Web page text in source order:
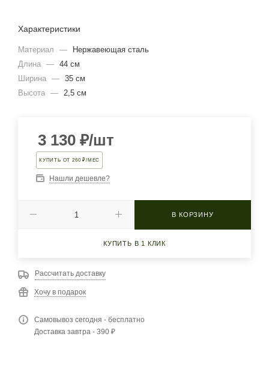
Характеристики
Материал —
Нержавеющая сталь
Длина — 44 см
Ширина — 35 см
Высота — 2,5 см
3 130 ₽/шт
КУПИТЬ ОТ 260 ₽/МЕС
Нашли дешевле?
В КОРЗИНУ
КУПИТЬ В 1 КЛИК
Рассчитать доставку
Хочу в подарок
Самовывоз сегодня - бесплатно
Доставка завтра - 390 ₽